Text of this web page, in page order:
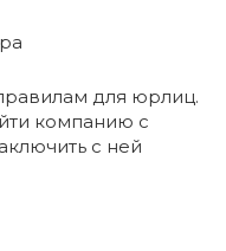
для юрлиц.
компанию с
с ней